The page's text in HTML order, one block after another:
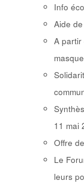
Info
Aide
A partir
11 mai
Offre
Le
leurs